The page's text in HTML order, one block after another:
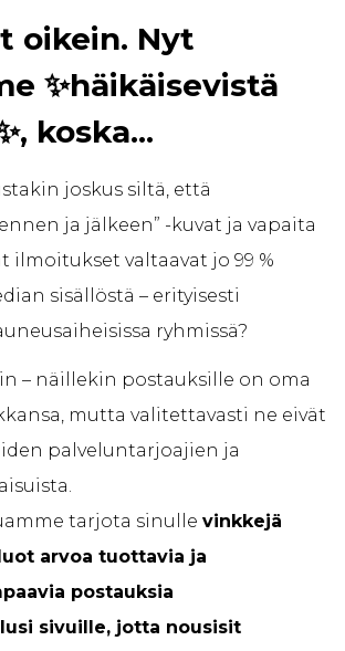
oikein. Nyt
✨häikäisevistä
koska...
joskus siltä, että
ja jälkeen” -kuvat ja vapaita
ilmoitukset valtaavat jo 99 %
sisällöstä – erityisesti
ryhmissä?
– näillekin postauksille on oma
mutta valitettavasti ne eivät
palveluntarjoajien ja
tarjota sinulle vinkkejä
arvoa tuottavia ja
postauksia
sivuille, jotta nousisit